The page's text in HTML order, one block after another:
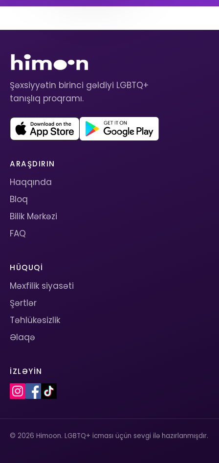
Şəxsiyyətin birinci gəldiyi LGBTQ+
tanışlıq proqramı.
ARAŞDIRIN
Haqqında
Bloq
Bilik Mərkəzi
FAQ
HÜQUQI
Məxfilik siyasəti
Şərtlər
Təhlükəsizlik
Əlaqə
İZLƏYIN
© 2026 Himoon. LGBTQ+ icması üçün sevgi ilə hazırlanmışdır.